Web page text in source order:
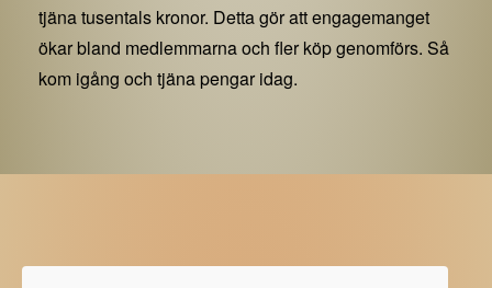
tjäna tusentals kronor. Detta gör att engagemanget
ökar bland medlemmarna och fler köp genomförs. Så
kom igång och tjäna pengar idag.